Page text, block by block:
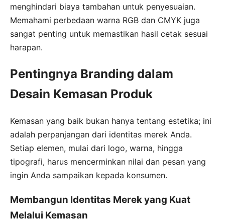
menghindari biaya tambahan untuk penyesuaian.
Memahami perbedaan warna RGB dan CMYK juga
sangat penting untuk memastikan hasil cetak sesuai
harapan.
Pentingnya Branding dalam
Desain Kemasan Produk
Kemasan yang baik bukan hanya tentang estetika; ini
adalah perpanjangan dari identitas merek Anda.
Setiap elemen, mulai dari logo, warna, hingga
tipografi, harus mencerminkan nilai dan pesan yang
ingin Anda sampaikan kepada konsumen.
Membangun Identitas Merek yang Kuat
Melalui Kemasan